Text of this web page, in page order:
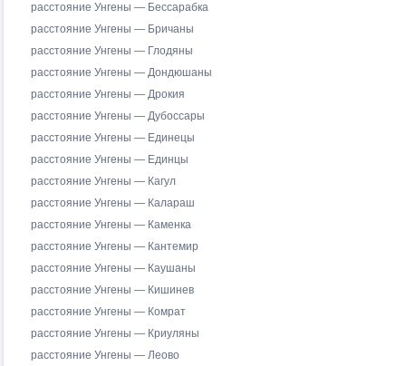
расстояние Унгены — Бессарабка
расстояние Унгены — Бричаны
расстояние Унгены — Глодяны
расстояние Унгены — Дондюшаны
расстояние Унгены — Дрокия
расстояние Унгены — Дубоссары
расстояние Унгены — Единецы
расстояние Унгены — Единцы
расстояние Унгены — Кагул
расстояние Унгены — Калараш
расстояние Унгены — Каменка
расстояние Унгены — Кантемир
расстояние Унгены — Каушаны
расстояние Унгены — Кишинев
расстояние Унгены — Комрат
расстояние Унгены — Криуляны
расстояние Унгены — Леово